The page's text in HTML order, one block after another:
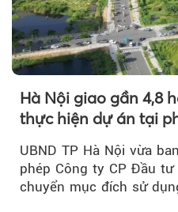
Hà Nội giao gần 4,8
thực hiện dự án tại
UBND TP Hà Nội vừa
phép Công ty CP Đầu
chuyển mục đích sử